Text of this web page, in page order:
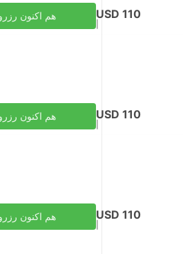
USD 110
مالیات‌ها لحاظ شده
به ازای هر بزرگسال
هم اکنون
USD 110
مالیات‌ها لحاظ شده
به ازای هر بزرگسال
هم اکنون
USD 110
مالیات‌ها لحاظ شده
به ازای هر بزرگسال
هم اکنون